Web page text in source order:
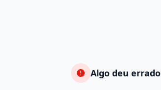
Algo deu errado